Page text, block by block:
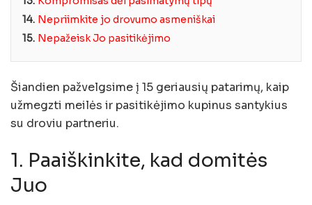
14. Nepriimkite jo drovumo asmeniškai
15. Nepažeisk Jo pasitikėjimo
Šiandien pažvelgsime į 15 geriausių patarimų, kaip
užmegzti meilės ir pasitikėjimo kupinus santykius
su droviu partneriu.
1. Paaiškinkite, kad domitės
Juo